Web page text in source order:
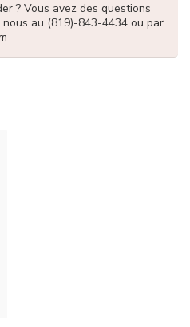
? Vous avez des questions
au (819)-843-4434 ou par